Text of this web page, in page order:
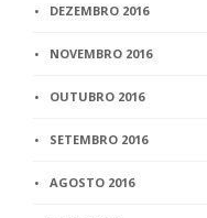
DEZEMBRO 2016
NOVEMBRO 2016
OUTUBRO 2016
SETEMBRO 2016
AGOSTO 2016